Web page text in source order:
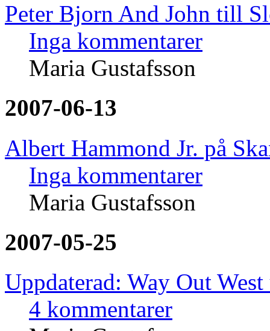
Peter Bjorn And John till
Inga kommentarer
Maria Gustafsson
2007-06-13
Albert Hammond Jr. på
Inga kommentarer
Maria Gustafsson
2007-05-25
Uppdaterad: Way Out
4 kommentarer